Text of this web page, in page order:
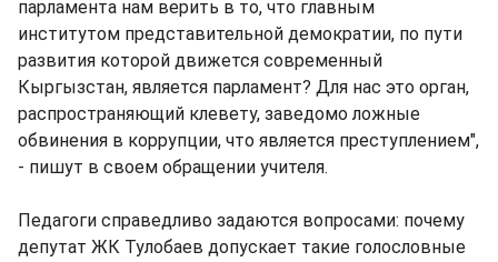
парламента нам верить в то, что главным
институтом представительной демократии, по пути
развития которой движется современный
Кыргызстан, является парламент? Для нас это орган,
распространяющий клевету, заведомо ложные
обвинения в коррупции, что является преступлением",
- пишут в своем обращении учителя.
Педагоги справедливо задаются вопросами: почему
депутат ЖК Тулобаев допускает такие голословные